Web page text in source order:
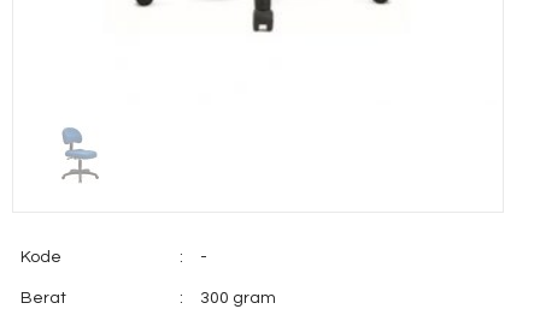
Kode : -
Berat : 300 gram